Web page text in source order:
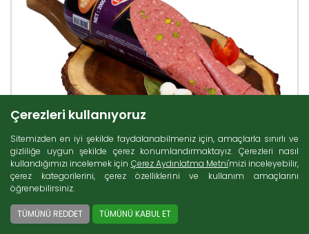
Çerezleri kullanıyoruz
Sitemizden en iyi şekilde faydalanabilmeniz için, amaçlarla sınırlı ve
gizliliğe uygun şekilde çerez konumlandırmaktayız. Çerezleri nasıl
kullandığımızı incelemek için Çerez Aydınlatma Metni'mizi inceleyebilir,
çerez kategorilerini, çerez özelliklerini ve kullanım amaçlarını
öğrenebilirsiniz.
TÜMÜNÜ REDDET TÜMÜNÜ KABUL ET